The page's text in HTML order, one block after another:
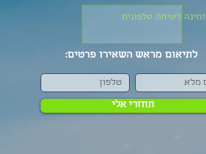
זמינה לשיחה טלפונית
תחזרי אלי
לתיאום מראש השאירו פרטים: